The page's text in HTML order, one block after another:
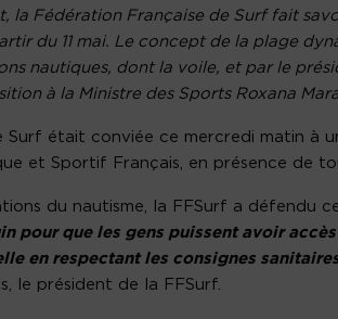
la Fédération Française de Surf fait
du 11 mai. Le concept de la plage
nautiques, dont la voile, et par le
à la Ministre des Sports Roxana
Surf était conviée ce mercredi matin à
et Sportif Français, en présence de
du nautisme, la FFSurf a défendu
pour que les gens puissent avoir accès
en respectant les consignes
le président de la FFSurf.